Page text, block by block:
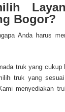
Bogor?
Anda harus
truk yang cukup
truk yang
menyediakan